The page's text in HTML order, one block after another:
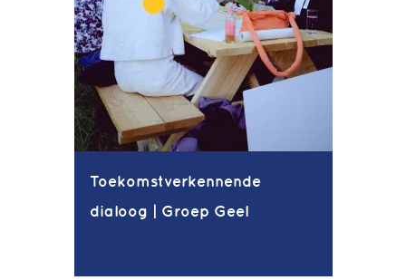
Toekomstverkennende
dialoog | Groep Geel